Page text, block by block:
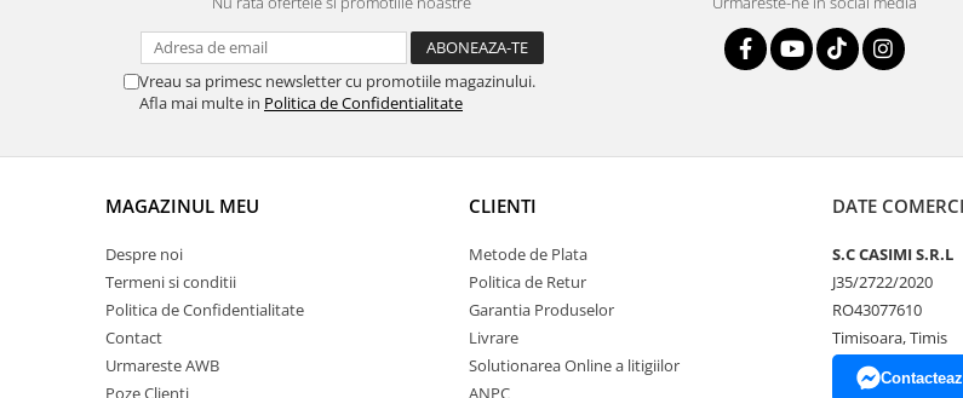
Vreau sa primesc newsletter cu promotiile magazinului.
Afla mai multe in Politica de Confidentialitate
MAGAZINUL MEU
Despre noi
Termeni si conditii
Politica de Confidentialitate
Contact
Urmareste AWB
CLIENTI
Metode de Plata
Politica de Retur
Garantia Produselor
Livrare
Solutionarea Online a litigiilor
DATE
S.C CASIMI S.R.L
J35/2722/2020
RO43077610
Timisoara, Timis